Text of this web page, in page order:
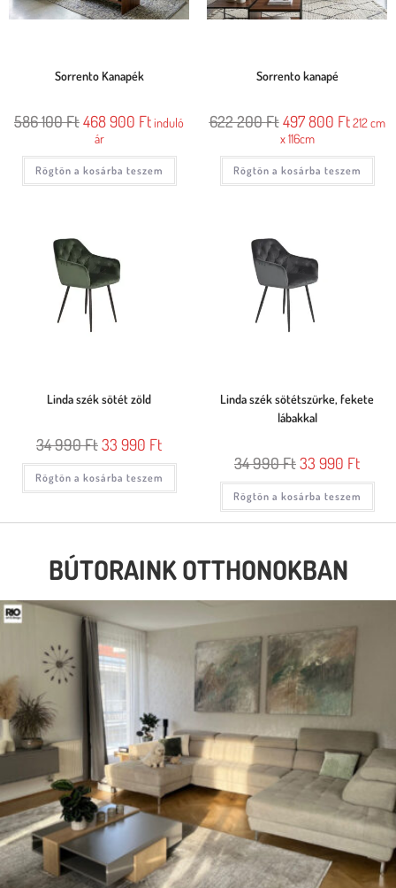
Sorrento Kanapék
586 100Ft468 900 Ftinduló
ár
Rögtön a kosárba teszem
Sorrento kanapé
622 200Ft 497 800 Ft212 cm
x 116cm
Rögtön a kosárba teszem
Linda szék sötét zöld
34 990Ft33 990 Ft
Rögtön a kosárba teszem
Linda szék sötétszürke, fekete
lábakkal
34 990Ft33 990 Ft
Rögtön a kosárba teszem
BÚTORAINK OTTHONOKBAN